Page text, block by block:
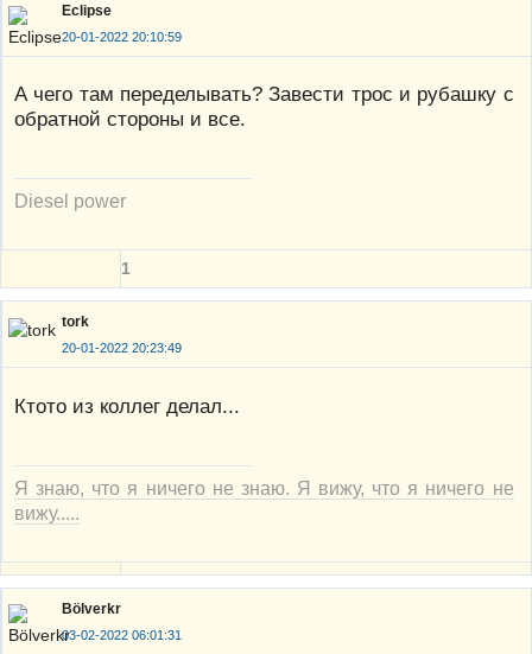
Eclipse
20-01-2022 20:10:59
А чего там переделывать? Завести трос и рубашку с
обратной стороны и все.
Diesel power
1
tork
20-01-2022 20:23:49
Ктото из коллег делал...
Я знаю, что я ничего не знаю. Я вижу, что я ничего не
вижу.....
Bölverkr
03-02-2022 06:01:31